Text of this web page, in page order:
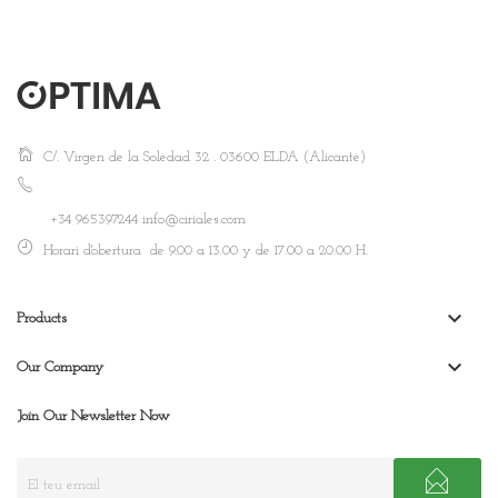
C/. Virgen de la Soledad 32 . 03600 ELDA (Alicante)
+34 965397244 info@ciriales.com
Horari d'obertura de 9.00 a 13.00 y de 17.00 a 20.00 H.
Products keyboard_arrow_down
Our Company keyboard_arrow_down
Join Our Newsletter Now